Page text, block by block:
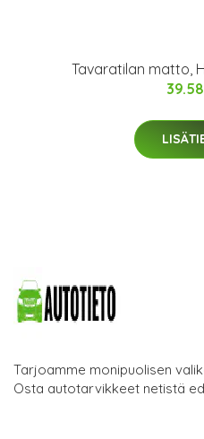
Tavaratilan matto,
Tarjoamme monipuolisen
Osta autotarvikkeet netistä